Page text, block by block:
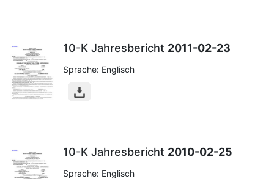
10-K Jahresbericht 2011-02-23
Sprache: Englisch
10-K Jahresbericht 2010-02-25
Sprache: Englisch